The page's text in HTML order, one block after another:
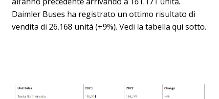
Daimler Buses ha registrato un ottimo risultato di
vendita di 26.168 unità (+9%). Vedi la tabella qui sotto.